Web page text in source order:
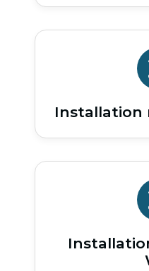
Installation